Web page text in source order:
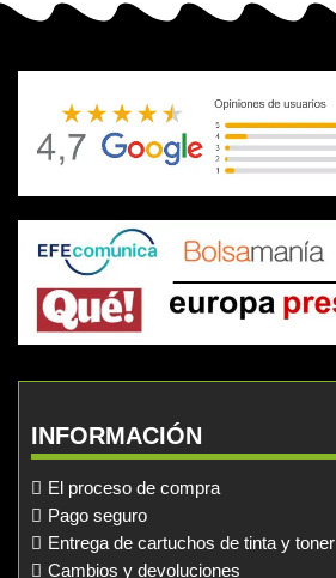
INFORMACIÓN
El proceso de compra
Pago seguro
Entrega de cartuchos de tinta y toner
Cambios y devoluciones